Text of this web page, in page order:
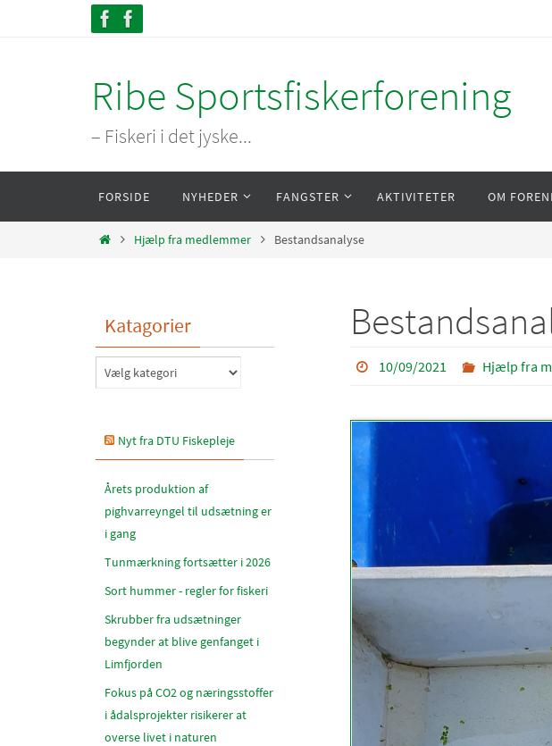
Ribe Sportsfiskerforening
– Fiskeri i det jyske...
content
FORSIDE NYHEDER FANGSTER AKTIVITETER OM
HomeHjælp fra medlemmer Bestandsanalyse
10/09/2021 Hjælp fra
Katagorier
Katagorier
Nyt fra DTU Fiskepleje
Årets produktion af
pighvarreyngel til udsætning er
i gang
Tunmærkning fortsætter i 2026
Sort hummer - regler for fiskeri
Skrubber fra udsætninger
begynder at blive genfanget i
Limfjorden
Fokus på CO2 og næringsstoffer
i ådalsprojekter risikerer at
overse livet i naturen